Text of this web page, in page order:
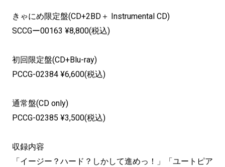
きゃにめ限定盤(CD+2BD＋ Instrumental CD)
SCCGー00163 ¥8,800(税込)
初回限定盤(CD+Blu-ray)
PCCG-02384 ¥6,600(税込)
通常盤(CD only)
PCCG-02385 ¥3,500(税込)
収録内容
「イージー？ハード？しかして進めっ！」「ユートピア